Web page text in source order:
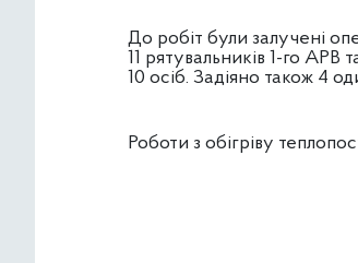
До робіт були залучені
11 рятувальників 1-го
10 осіб. Задіяно також 4
Роботи з обігріву